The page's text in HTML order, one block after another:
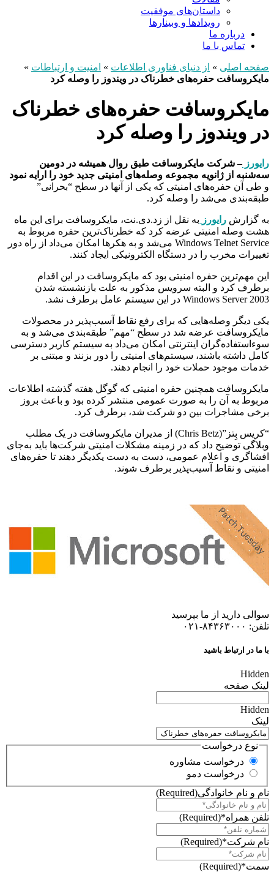
داستان‌های موفقیت
رویدادها و وبینارها
درباره ما
تماس با ما
صفحه اصلی » از دنیای فناوری اطلاعات » امنیت و ارتباطات »
مایکروسافت حفره‌های خطرناک در ویندوز را وصله کرد
مایکروسافت حفره‌های خطرناک
در ویندوز را وصله کرد
رایورز– شرکت مایکروسافت طبق روال همیشه در دومین
سه‌شنبه از ژانویه مجموعه وصله‌های امنیتی جدید خود را ارایه نمود
و طی آن حفره‌های امنیتی که یکی از آنها در سطح “بحرانی”
طبقه‌بندی می‌شد را وصله کرد.
به گزارش رایورز به نقل از زد.دی.نت، مایکروسافت برای این ماه
هشت وصله امنیتی عرضه کرد که خطرناک‌ترین حفره مربوط به
Windows Telnet Service می‌شد و به هکرها امکان می‌داد از راه دور
تغییرات مخرب را در دستگاه الکترونیکی ایجاد کنند.
این مهم‌ترین حفره امنیتی بود که مایکروسافت در این اقدام
برطرف کرد و البته سرویس مذکور به علت بازنشسته شدن
Windows Server 2003 در این سیستم‌ عامل برطرف نشد.
یکی دیگر وصله‌هایی که برای رفع نقاط آسیب‌پذیر در محصولات
مایکروسافت عرضه شد در سطح “مهم” طبقه‌بندی می‌شد و به
سوءاستفاده‌گران اینترنتی امکان می‌داد به سیستم کاربر دسترسی
کامل داشته باشند، سیستم‌های امنیتی را دور بزنند و مبتنی بر
خدمات موجود حملات خود را انجام دهند.
مایکروسافت همچنین حفره امنیتی که گوگل هفته گذشته اطلاعات
مربوط به آن را به صورت عمومی منتشر کرده بود و باعث بروز
برخی مشاجرات بین دو شرکت شد، برطرف کرد.
“کریس بِتز”(Chris Betz) از مدیران مایکروسافت در یک مطلب
وبلاگی توضیح داد که در زمینه مشکلات امنیتی شرکت‌ها باید به‌جای
افشاگری و اعلام عمومی، دست به دست یکدیگر دهند تا حفره‌های
امنیتی و نقاط آسیب‌پذیر برطرف شوند.
سوالی دارید از ما بپرسید
تلفن: ۸۴۳۶۳۰۰۰-۰۲۱
با ما در ارتباط باشید
Hidden
لینک صفحه
Hidden
لینک
نوع درخواست
درخواست مشاوره
درخواست دمو
نام و نام خانوادگی(Required)
تلفن همراه*(Required)
نام شرکت*(Required)
سمت*(Required)